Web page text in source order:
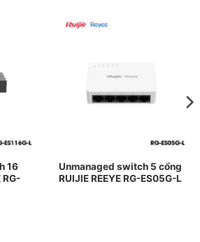
16
RG-
Unmanaged switch 5 cổng
RUIJIE REEYE RG-ES05G-L